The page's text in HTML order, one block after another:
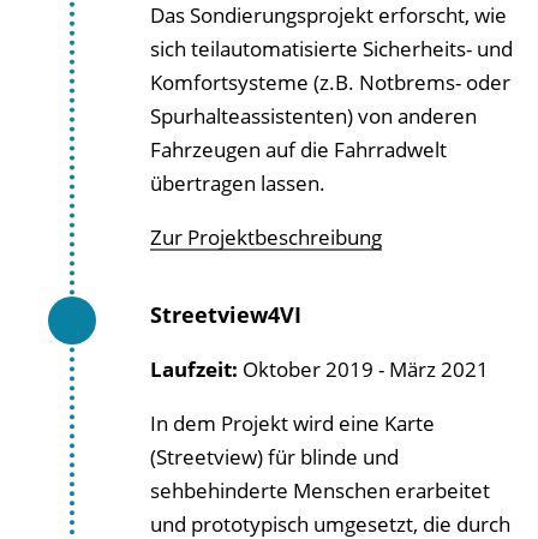
Das Sondierungsprojekt erforscht, wie
sich teilautomatisierte Sicherheits- und
Komfortsysteme (z.B. Notbrems- oder
Spurhalteassistenten) von anderen
Fahrzeugen auf die Fahrradwelt
übertragen lassen.
Zur Projektbeschreibung
Streetview4VI
Laufzeit: Oktober 2019 - März 2021
In dem Projekt wird eine Karte
(Streetview) für blinde und
sehbehinderte Menschen erarbeitet
und prototypisch umgesetzt, die durch